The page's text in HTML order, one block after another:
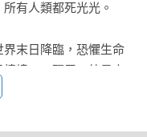
有人類都死光光。
界末日降臨，恐懼生命
情境——殭屍、外星人
病毒、機器人叛變